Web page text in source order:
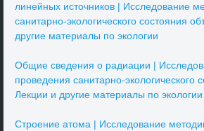
линейных источников | Исследование
санитарно-экологического состояния
другие материалы по экологии
Общие сведения о радиации |
проведения санитарно-экологического
Лекции и другие материалы по экологии
Строение атома | Исследование